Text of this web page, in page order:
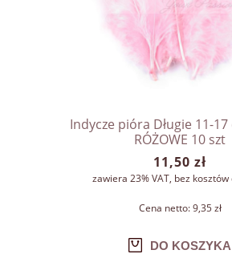
Indycze pióra Długie 11-17
RÓŻOWE 10 szt
11,50 zł
zawiera 23% VAT, bez
Cena netto:9,35 zł
DO KOSZYKA